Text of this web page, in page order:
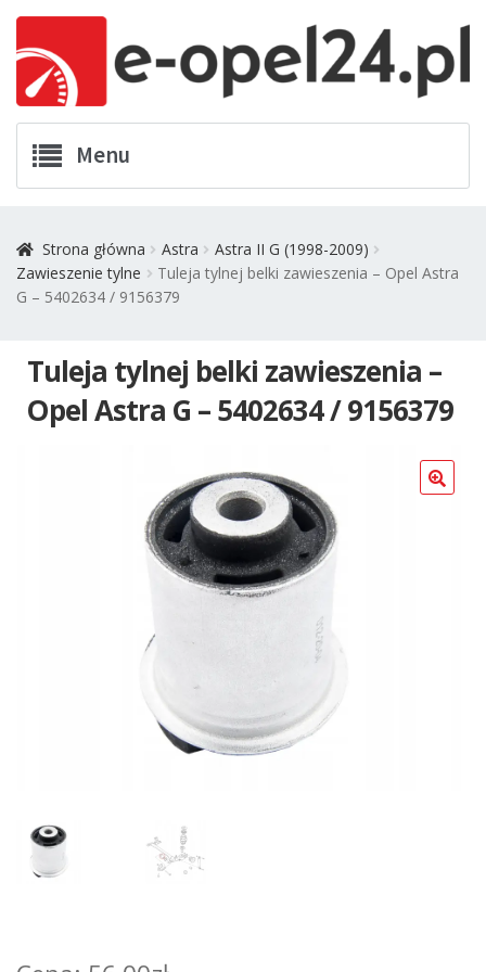
nawigacji
treści
Menu
Zamówienia
Koszyk
Strona główna Astra
Astra II G (1998-2009)
Zawieszenie tylne
Tuleja tylnej belki zawieszenia – Opel Astra
G – 5402634 / 9156379
Tuleja tylnej belki zawieszenia –
Opel Astra G – 5402634 / 9156379